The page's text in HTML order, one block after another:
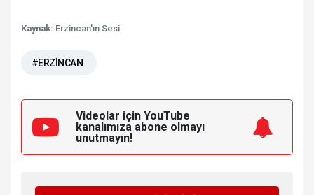
Kaynak: Erzincan'ın Sesi
#ERZİNCAN
Videolar için YouTube
kanalımıza abone olmayı
unutmayın!